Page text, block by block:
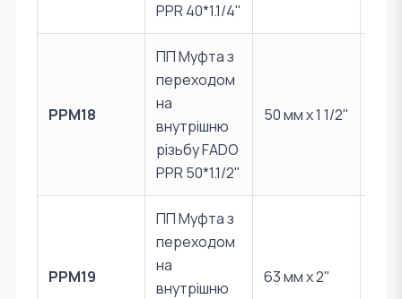
PPR 40*1.1/4"
PPM18
ПП Муфта з
переходом
на
внутрішню
різьбу FADO
PPR 50*1.1/2"
50 мм x 1 1/2"
PPM19
ПП Муфта з
переходом
на
внутрішню
63 мм x 2"